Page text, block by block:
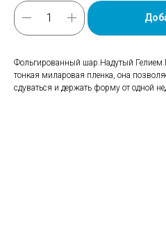
Фольгированный шар.Надутый
тонкая миларовая пленка, она
сдуваться и держать форму от одной